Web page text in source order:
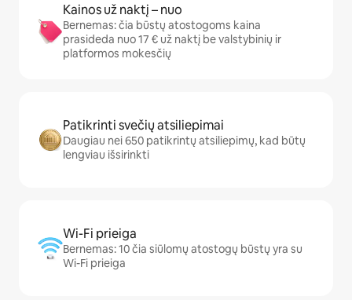
Kainos už naktį – nuo
Bernemas: čia būstų atostogoms kaina
prasideda nuo 17 € už naktį be valstybinių ir
platformos mokesčių
Patikrinti svečių atsiliepimai
Daugiau nei 650 patikrintų atsiliepimų, kad būtų
lengviau išsirinkti
Wi-Fi prieiga
Bernemas: 10 čia siūlomų atostogų būstų yra su
Wi-Fi prieiga